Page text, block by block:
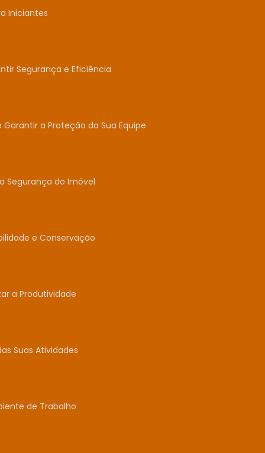
Iniciantes
Segurança e Eficiência
a Proteção da Sua Equipe
Segurança do Imóvel
e Conservação
a Produtividade
Suas Atividades
de Trabalho